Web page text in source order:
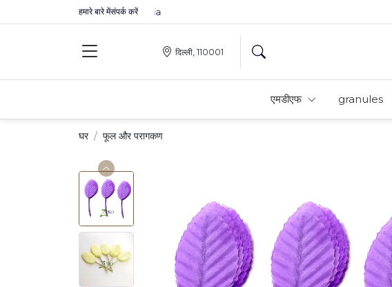
हमारे बारे मेंसंपर्क करें
MDFs || Made In India
दिल्ली, 110001
एमडीएफ granules
घर फूल और परागकण